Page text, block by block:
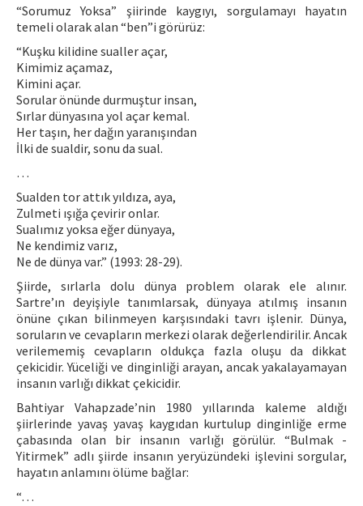
“Sorumuz Yoksa” şiirinde kaygıyı, sorgulamayı hayatın
temeli olarak alan “ben”i görürüz:
“Kuşku kilidine sualler açar,
Kimimiz açamaz,
Kimini açar.
Sorular önünde durmuştur insan,
Sırlar dünyasına yol açar kemal.
Her taşın, her dağın yaranışından
İlki de sualdir, sonu da sual.
…
Sualden tor attık yıldıza, aya,
Zulmeti ışığa çevirir onlar.
Sualımız yoksa eğer dünyaya,
Ne kendimiz varız,
Ne de dünya var.” (1993: 28-29).
Şiirde, sırlarla dolu dünya problem olarak ele alınır.
Sartre’ın deyişiyle tanımlarsak, dünyaya atılmış insanın
önüne çıkan bilinmeyen karşısındaki tavrı işlenir. Dünya,
soruların ve cevapların merkezi olarak değerlendirilir. Ancak
verilememiş cevapların oldukça fazla oluşu da dikkat
çekicidir. Yüceliği ve dinginliği arayan, ancak yakalayamayan
insanın varlığı dikkat çekicidir.
Bahtiyar Vahapzade’nin 1980 yıllarında kaleme aldığı
şiirlerinde yavaş yavaş kaygıdan kurtulup dinginliğe erme
çabasında olan bir insanın varlığı görülür. “Bulmak -
Yitirmek” adlı şiirde insanın yeryüzündeki işlevini sorgular,
hayatın anlamını ölüme bağlar:
“…